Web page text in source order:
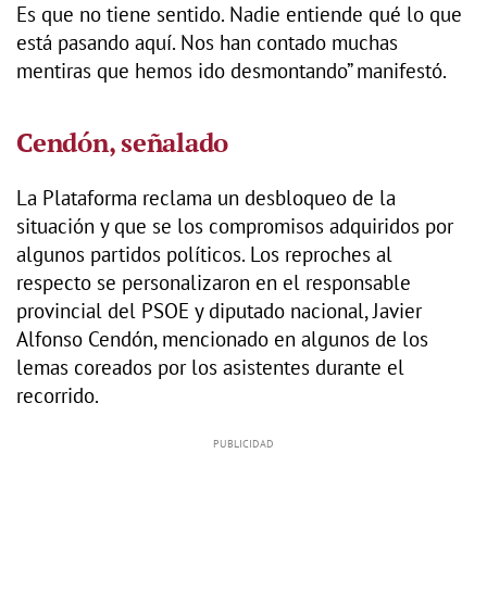
Es que no tiene sentido. Nadie entiende qué lo que
está pasando aquí. Nos han contado muchas
mentiras que hemos ido desmontando” manifestó.
Cendón, señalado
La Plataforma reclama un desbloqueo de la
situación y que se los compromisos adquiridos por
algunos partidos políticos. Los reproches al
respecto se personalizaron en el responsable
provincial del PSOE y diputado nacional, Javier
Alfonso Cendón, mencionado en algunos de los
lemas coreados por los asistentes durante el
recorrido.